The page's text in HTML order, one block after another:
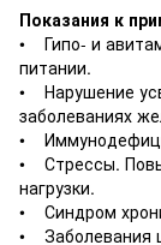
Показания к
• Гипо- и
питании.
• Нарушение
заболеваниях
•
• Стрессы.
нагрузки.
• Синдром
• Заболевания